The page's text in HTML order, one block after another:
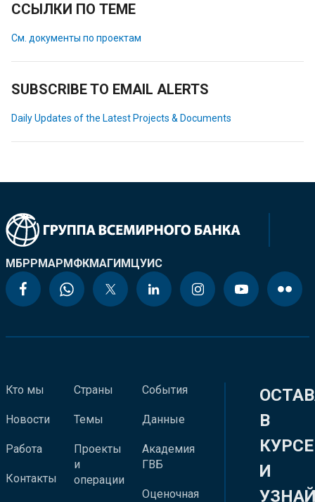
ССЫЛКИ ПО ТЕМЕ
См. документы по проектам
SUBSCRIBE TO EMAIL ALERTS
Daily Updates of the Latest Projects & Documents
МБРРМАРМФКМАГИМЦУИС
Кто мы
Новости
Работа
Контакты
Страны
Темы
Проекты
и
операции
События
Данные
Академия
ГВБ
Оценочная
В
КУРСЕ
И